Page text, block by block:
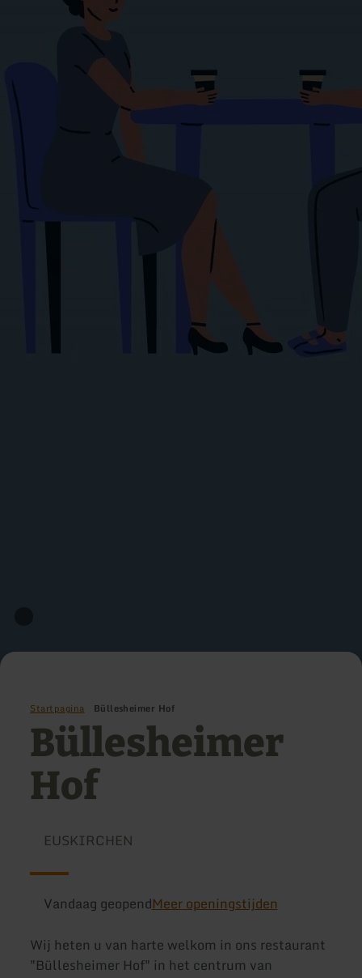
Startpagina Büllesheimer Hof
Büllesheimer
Hof
EUSKIRCHEN
Vandaag geopendMeer openingstijden
Wij heten u van harte welkom in ons restaurant
"Büllesheimer Hof" in het centrum van